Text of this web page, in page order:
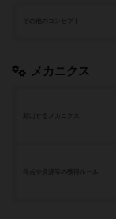
その他のコンセプト
メカニクス
頻出するメカニクス